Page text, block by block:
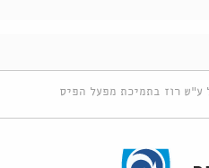
ע"ש רוז בתמיכת מפעל הפיס